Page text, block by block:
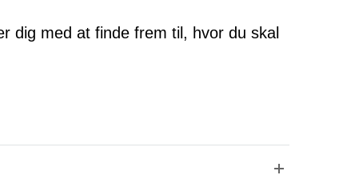
dig med at finde frem til, hvor du skal